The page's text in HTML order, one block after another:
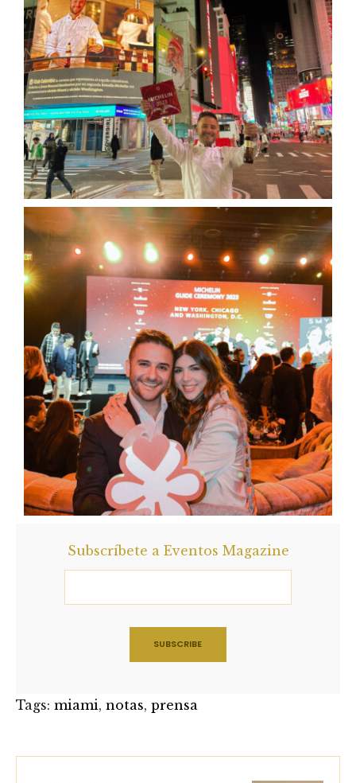
Subscríbete a Eventos Magazine
Tags: miami, notas, prensa